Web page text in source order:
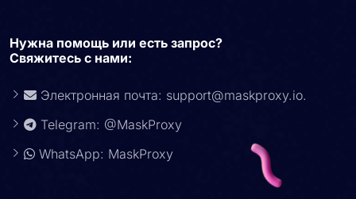
Нужна помощь или есть запрос?
Свяжитесь с нами:
Электронная почта: support@maskproxy.io.
Telegram: @MaskProxy
WhatsApp: MaskProxy